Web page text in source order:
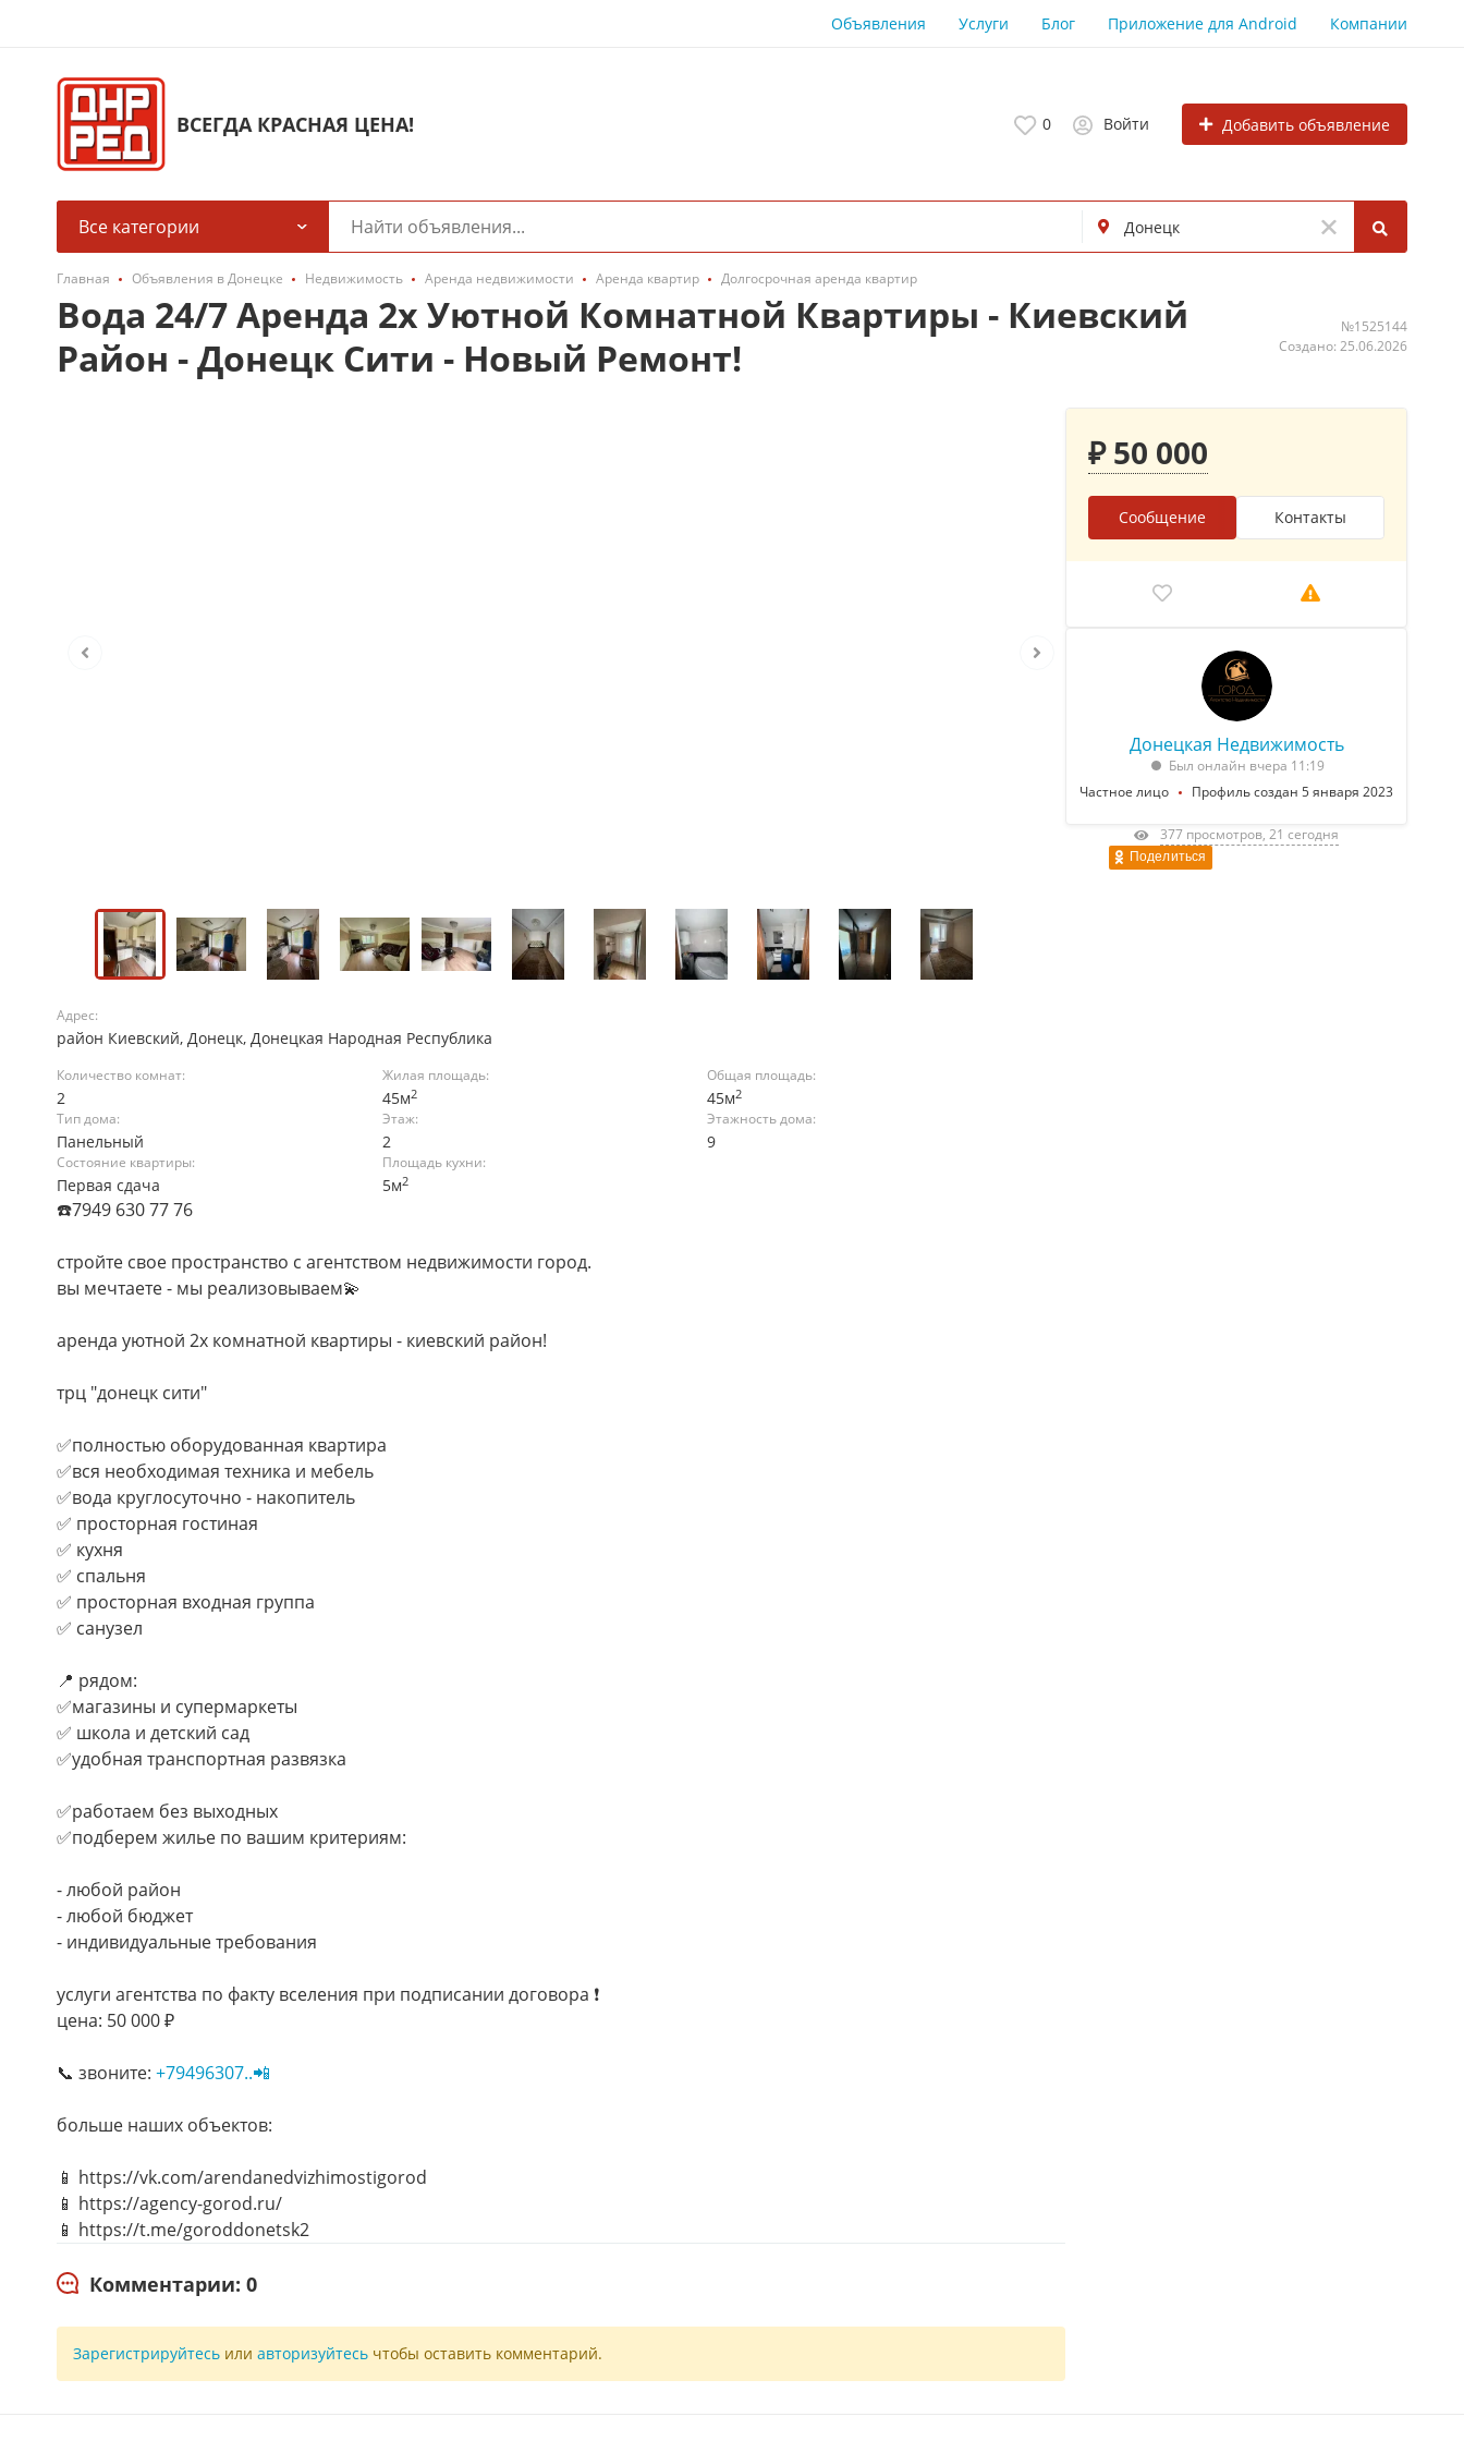
Объявления Услуги Блог Приложение для Android Компании
ВСЕГДА КРАСНАЯ ЦЕНА! 0 Войти Добавить объявление
Все категории
Главная Объявления в Донецке Недвижимость Аренда недвижимости Аренда квартир Долгосрочная аренда квартир
Вода 24/7 Аренда 2х Уютной Комнатной Квартиры - Киевский
Район - Донецк Сити - Новый Ремонт!
№1525144
Создано: 25.06.2026
Адрес:
район Киевский, Донецк, Донецкая Народная Республика
Количество комнат:
2
Жилая площадь:
45м2
Общая площадь:
45м2
Тип дома:
Панельный
Этаж:
2
Этажность дома:
9
Состояние квартиры:
Первая сдача
Площадь кухни:
5м2
☎️7949 630 77 76
стройте свое пространство с агентством недвижимости город.
вы мечтаете - мы реализовываем💫
аренда уютной 2х комнатной квартиры - киевский район!
трц "донецк сити"
✅полностью оборудованная квартира
✅вся необходимая техника и мебель
✅вода круглосуточно - накопитель
✅ просторная гостиная
✅ кухня
✅ спальня
✅ просторная входная группа
✅ санузел
📍 рядом:
✅магазины и супермаркеты
✅ школа и детский сад
✅удобная транспортная развязка
✅работаем без выходных
✅подберем жилье по вашим критериям:
- любой район
- любой бюджет
- индивидуальные требования
услуги агентства по факту вселения при подписании договора ❗️
цена: 50 000 ₽
📞 звоните: +79496307..📲
больше наших объектов:
📱 https://vk.com/arendanedvizhimostigorod
📱 https://agency-gorod.ru/
📱 https://t.me/goroddonetsk2
Комментарии: 0
Зарегистрируйтесь или авторизуйтесь чтобы оставить комментарий.
₽ 50 000
Сообщение Контакты
Донецкая Недвижимость
Был онлайн вчера 11:19
Частное лицо
Профиль создан 5 января 2023
377 просмотров, 21 сегодня
Поделиться